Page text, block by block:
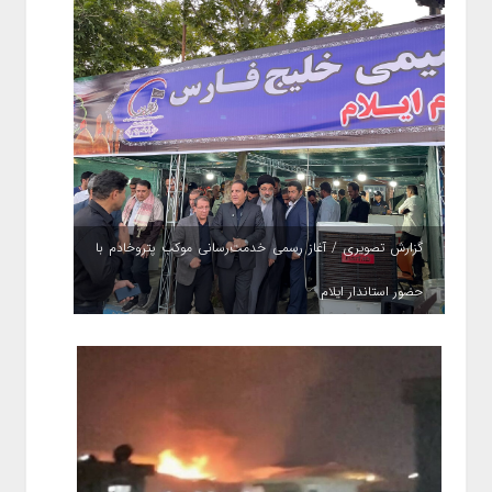
گزارش تصویری / آغاز رسمی خدمت‌رسانی موکب پتروخادم با
حضور استاندار ایلام